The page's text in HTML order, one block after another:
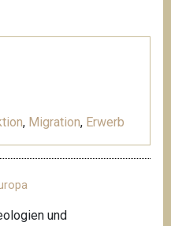
, Migration, Erwerb
und